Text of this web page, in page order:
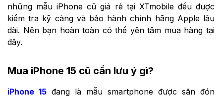
những mẫu iPhone cũ giá rẻ tại XTmobile đều được
kiểm tra kỹ càng và bảo hành chính hãng Apple lâu
dài. Nên bạn hoàn toàn có thể yên tâm mua hàng tại
đây.
Mua iPhone 15 cũ cần lưu ý gì?
iPhone 15 đang là mẫu smartphone được săn đón